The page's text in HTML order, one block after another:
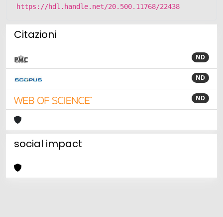
https://hdl.handle.net/20.500.11768/22438
Citazioni
ND
ND
ND
social impact